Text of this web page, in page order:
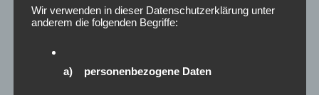
Wir verwenden in dieser Datenschutzerklärung unter
anderem die folgenden Begriffe:
a) personenbezogene Daten